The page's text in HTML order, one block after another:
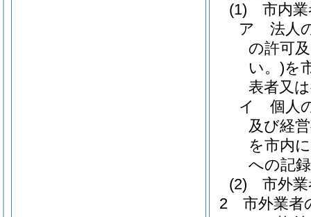
(1)
市内
ア
法人
の許可
い。)を
表者又
イ
個人
及び経
を市内
への記
(2)
市外
2
市外業者